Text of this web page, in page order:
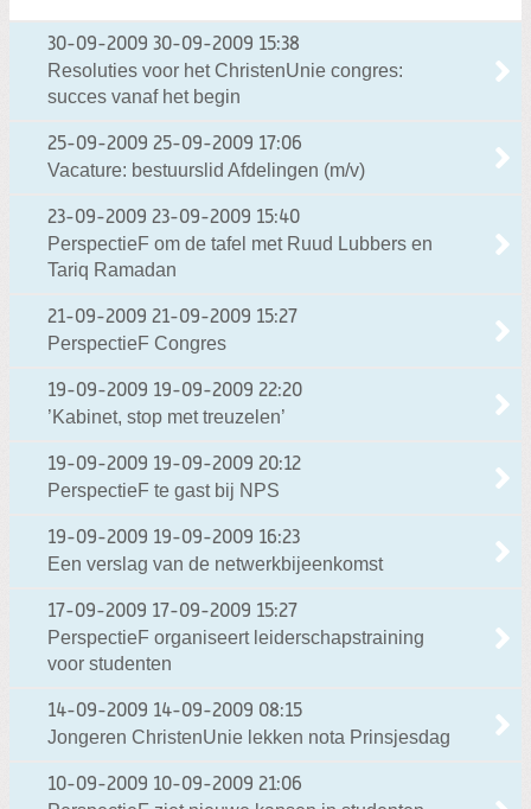
30-09-2009 30-09-2009 15:38
Resoluties voor het ChristenUnie congres:
succes vanaf het begin
25-09-2009 25-09-2009 17:06
Vacature: bestuurslid Afdelingen (m/v)
23-09-2009 23-09-2009 15:40
PerspectieF om de tafel met Ruud Lubbers en
Tariq Ramadan
21-09-2009 21-09-2009 15:27
PerspectieF Congres
19-09-2009 19-09-2009 22:20
’Kabinet, stop met treuzelen’
19-09-2009 19-09-2009 20:12
PerspectieF te gast bij NPS
19-09-2009 19-09-2009 16:23
Een verslag van de netwerkbijeenkomst
17-09-2009 17-09-2009 15:27
PerspectieF organiseert leiderschapstraining
voor studenten
14-09-2009 14-09-2009 08:15
Jongeren ChristenUnie lekken nota Prinsjesdag
10-09-2009 10-09-2009 21:06